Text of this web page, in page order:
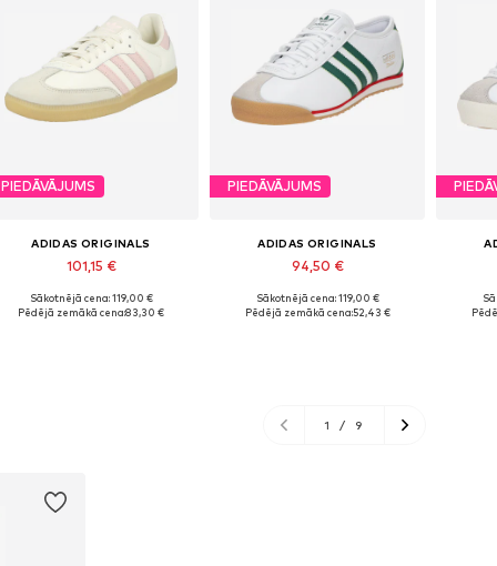
PIEDĀVĀJUMS
ADIDAS ORIGINALS
101,15 €
Pieejams daudzos izmēros
Sākotnējā cena: 119,00 €
Pēdējā zemākā cena:83,30 €
PIEDĀVĀJUMS
ADIDAS ORIGINALS
94,50 €
Pieejams daudzos izmēros
Sākotnējā cena: 119,00 €
Pēdējā zemākā cena:52,43 €
1 / 9